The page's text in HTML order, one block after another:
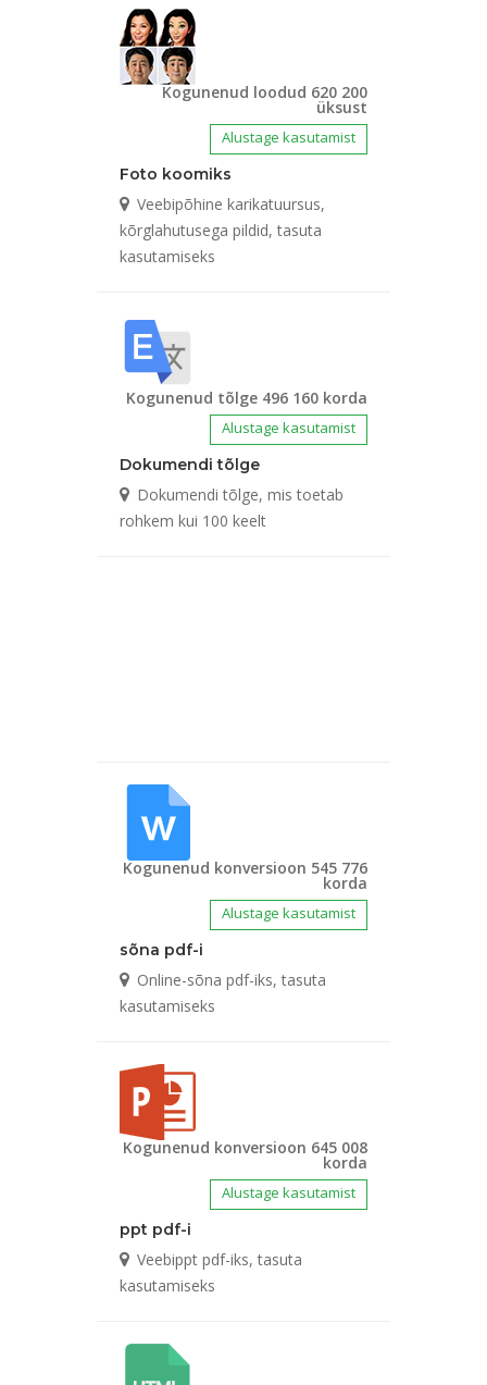
Kogunenud loodud 620 200
üksust
Alustage kasutamist
Foto koomiks
Veebipõhine karikatuursus,
kõrglahutusega pildid, tasuta
kasutamiseks
Kogunenud tõlge 496 160 korda
Alustage kasutamist
Dokumendi tõlge
Dokumendi tõlge, mis toetab
rohkem kui 100 keelt
Kogunenud konversioon 545 776
korda
Alustage kasutamist
sõna pdf-i
Online-sõna pdf-iks, tasuta
kasutamiseks
Kogunenud konversioon 645 008
korda
Alustage kasutamist
ppt pdf-i
Veebippt pdf-iks, tasuta
kasutamiseks